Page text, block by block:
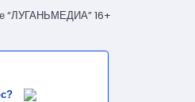
“ЛУГАНЬМЕДИА” 16+